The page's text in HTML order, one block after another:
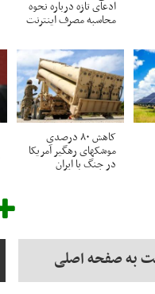
ادعای تازه درباره نحوه
محاسبه مصرف اینترنت
کاهش ۸۰ درصدی
موشکهای رهگیر آمریکا
در جنگ با ایران
به صفحه اصلی